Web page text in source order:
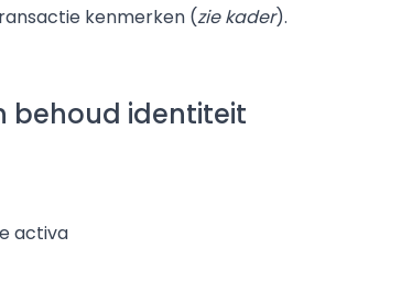
kenmerken (zie kader).
behoud identiteit
activa